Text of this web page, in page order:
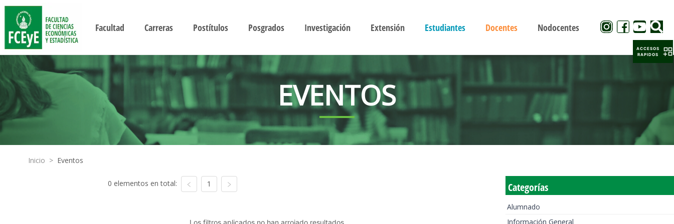
Facultad Carreras Postítulos Posgrados Investigación Extensión Estudiantes Docentes Nodocentes
EVENTOS
Inicio > Eventos
0 elementos en total: 1
Los filtros aplicados no han arrojado resultados
Categorías
Alumnado
Información General
ACCESOS
RAPIDOS